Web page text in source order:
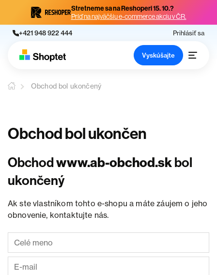
Stretneme sa na Reshoperi 15. 10.?
Príď na najväčšiu e-commerce akciu v ČR.
+421 948 922 444 Prihlásiť sa
Vyskúšajte
Obchod bol ukončený
Obchod bol ukončen
Obchodwww.ab-obchod.skbol
ukončený
Ak ste vlastníkom tohto e-shopu a máte záujem o jeho
obnovenie, kontaktujte nás.